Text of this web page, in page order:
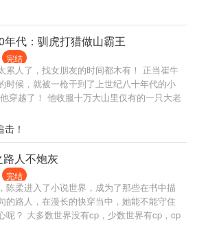
剑神。 没有人知道他是谁，只知道他来无影
杀人无形。 有一天代人写信时，有人问秀
么执笔时手一点都不抖。 秀才回他。 “你看
像不像执剑？” 自此，十里镇剑神，成了天下
年代：驯虎打猎做山霸王
完结
累人了，找女朋友的时间都木有！ 正当崔牛
时候，就被一枪干到了上世纪八十年代的小
穿越了！ 他收服十万大山里仅有的一只大老
理家务，让他舒舒服服。 伶俐可爱的小姨
到处跑腿刺探情报。 天不怕地不怕的小舅
的跟班上山打狼下河擒鳄！ 原身崔牛，是个
村里受尽欺负。 现在，只有崔牛欺负别人的
不单单要做猎人，还要做山霸王！ 我的地盘
不是我的地盘，就把它变成我的地盘！ 十万
慢成为崔牛的私家猎场！ 他打猎的名声，都
了。 俄：“我们这边黑熊泛滥啊，上百万只都
！
人不炮灰
完结
陈柔进入了小说世界，成为了那些在书中描
的路人，在漫长的快穿当中，她能不能守住
呢？ 大多数世界没有cp，少数世界有cp，cp